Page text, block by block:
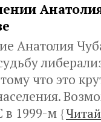
Анатолия
что это
в 1999-м {